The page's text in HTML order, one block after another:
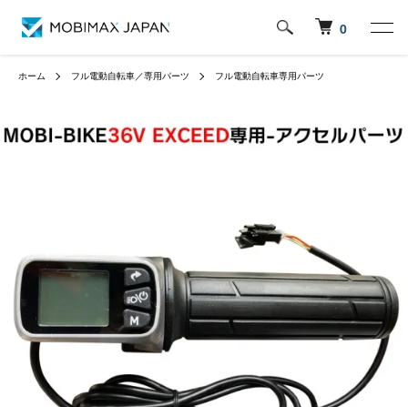
0
ホーム フル電動自転車／専用パーツ フル電動自転車専用パーツ